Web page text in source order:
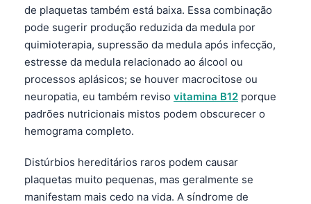
de plaquetas também está baixa. Essa combinação
pode sugerir produção reduzida da medula por
quimioterapia, supressão da medula após infecção,
estresse da medula relacionado ao álcool ou
processos aplásicos; se houver macrocitose ou
neuropatia, eu também reviso vitamina B12 porque
padrões nutricionais mistos podem obscurecer o
hemograma completo.
Distúrbios hereditários raros podem causar
plaquetas muito pequenas, mas geralmente se
manifestam mais cedo na vida. A síndrome de